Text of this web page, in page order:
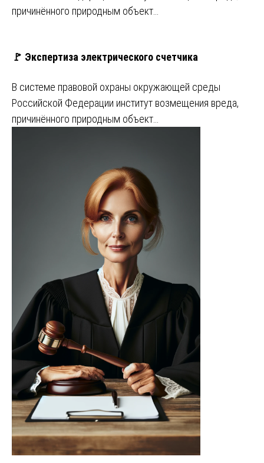
причинённого природным объект…
🚩 Экспертиза электрического счетчика
В системе правовой охраны окружающей среды
Российской Федерации институт возмещения вреда,
причинённого природным объект…